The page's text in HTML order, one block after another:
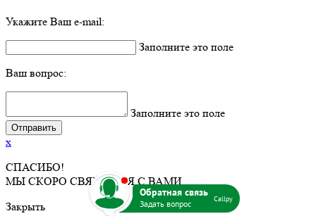
Укажите Ваш e-mail:
Заполните это поле
Ваш вопрос:
Заполните это поле
x
СПАСИБО!
МЫ СКОРО СВЯЖЕМСЯ С ВАМИ.
Закрыть
Callpy
b